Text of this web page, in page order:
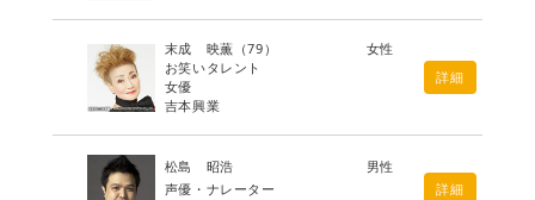
末成 映薫 （79）
女性
お笑いタレント
女優
吉本興業
詳細
松島 昭浩
男性
声優・ナレーター
詳細